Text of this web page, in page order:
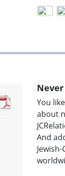
Never
You
about
And